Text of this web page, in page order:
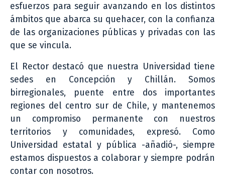
esfuerzos para seguir avanzando en los distintos
ámbitos que abarca su quehacer, con la confianza
de las organizaciones públicas y privadas con las
que se vincula.
El Rector destacó que nuestra Universidad tiene
sedes en Concepción y Chillán. Somos
birregionales, puente entre dos importantes
regiones del centro sur de Chile, y mantenemos
un compromiso permanente con nuestros
territorios y comunidades, expresó. Como
Universidad estatal y pública -añadió-, siempre
estamos dispuestos a colaborar y siempre podrán
contar con nosotros.